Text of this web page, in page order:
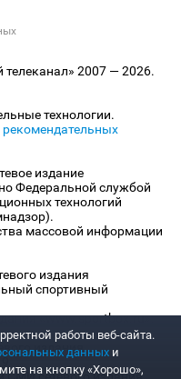
2007 — 2026.
технологии.
издание
Федеральной службой
технологий
массовой информации
издания
спортивный
«www.sportbox.ru»:
издания
работы веб-сайта.
данных и
на кнопку «Хорошо»,